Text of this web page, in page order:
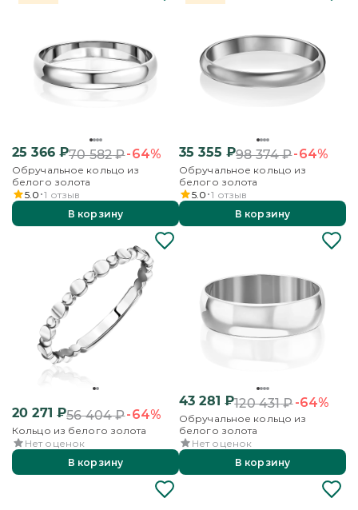
25 366₽70 582₽-64%
Обручальное кольцо из
белого золота
5.0 1 отзыв
В корзину
35 355 ₽98 374₽-64%
Обручальное кольцо из
белого золота
5.0 1 отзыв
В корзину
20 271 ₽56 404₽-64%
Кольцо из белого золота
Нет оценок
В корзину
43 281 ₽120 431₽-64%
Обручальное кольцо из
белого золота
Нет оценок
В корзину